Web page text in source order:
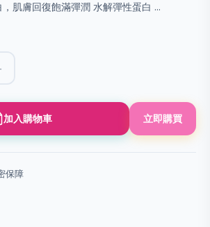
肌膚回復飽滿彈潤 水解彈性蛋白 ...
加入購物車 立即購買
保障